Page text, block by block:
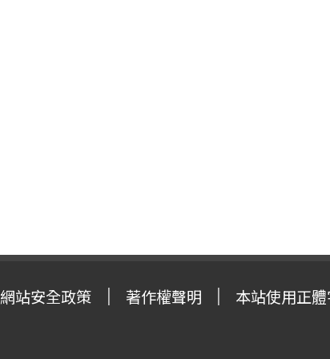
網站安全政策 著作權聲明 本站使用正